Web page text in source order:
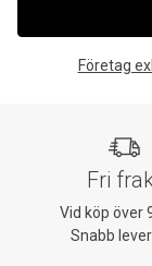
Företag
Fri
Vid köp över
Snabb